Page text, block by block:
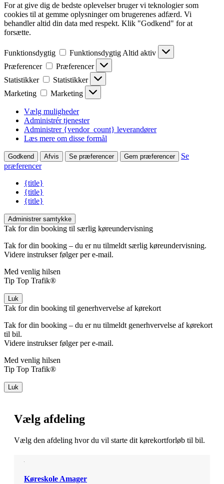
For at give dig de bedste oplevelser bruger vi teknologier som
cookies til at gemme oplysninger om brugerenes adfærd. Vi
behandler altid din data med respekt. Klik "Godkend" for at
forsætte.
Funktionsdygtig Funktionsdygtig Altid aktiv
Præferencer
Præferencer
Statistikker
Statistikker
Marketing
Marketing
Vælg muligheder
Administrér tjenester
Administrer {vendor_count} leverandører
Læs mere om disse formål
Godkend Afvis Se præferencer Gem præferencer
Se
præferencer
{title}
{title}
{title}
Administrer samtykke
Tak for din booking til særlig køreundervisning
Tak for din booking – du er nu tilmeldt særlig køreundervisning.
Videre instrukser følger per e-mail.
Med venlig hilsen
Tip Top Trafik®
Luk
Tak for din booking til generhvervelse af kørekort
Tak for din booking – du er nu tilmeldt generhvervelse af kørekort
til bil.
Videre instrukser følger per e-mail.
Med venlig hilsen
Tip Top Trafik®
Luk
Vælg afdeling
Vælg den afdeling hvor du vil starte dit kørekortforløb til bil.
Køreskole Amager